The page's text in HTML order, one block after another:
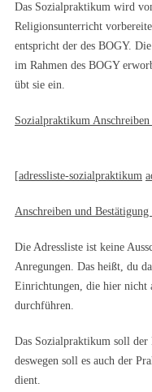
Das Sozialpraktikum wird
Religionsunterricht
entspricht der des BOGY.
im Rahmen des BOGY
übt sie ein.
Sozialpraktikum Anschreiben
[adressliste-sozialpraktikum
Anschreiben und
Die Adressliste ist keine
Anregungen. Das heißt, du
Einrichtungen, die hier nicht
durchführen.
Das Sozialpraktikum soll der
deswegen soll es auch der
dient.